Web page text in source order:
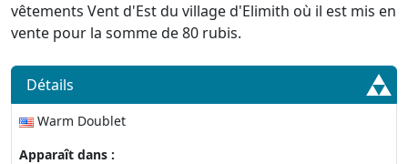
vêtements Vent d'Est du village d'Elimith où il est mis en
vente pour la somme de 80 rubis.
Détails
Warm Doublet
Apparaît dans :